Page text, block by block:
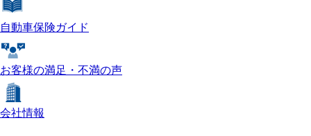
自動車保険ガイド
お客様の満足・不満の声
会社情報